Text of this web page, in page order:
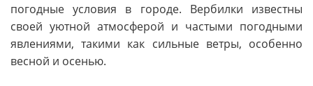
погодные условия в городе. Вербилки известны
своей уютной атмосферой и частыми погодными
явлениями, такими как сильные ветры, особенно
весной и осенью.